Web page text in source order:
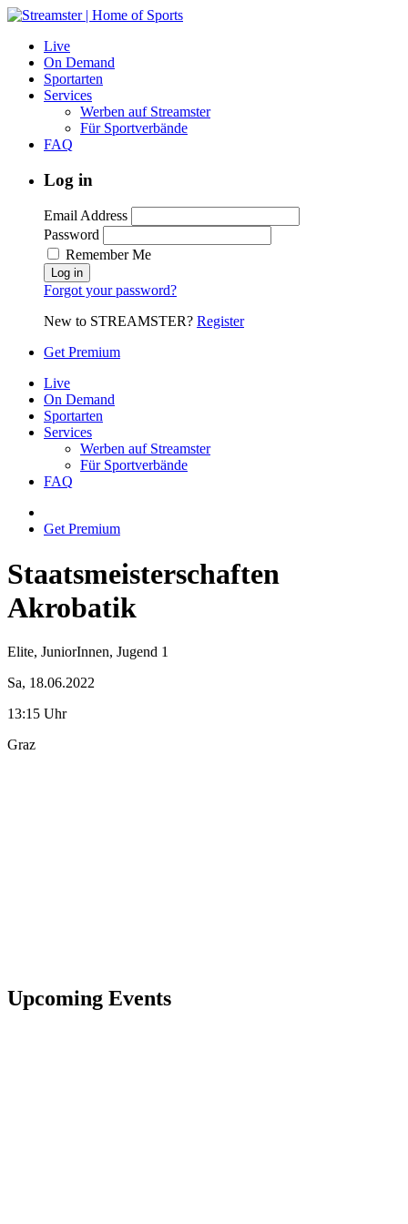
Live
On Demand
Sportarten
Services
Werben auf Streamster
Für Sportverbände
FAQ
Log in
Email Address
Password
Remember Me
Forgot your password?
New to STREAMSTER? Register
Get Premium
Live
On Demand
Sportarten
Services
Werben auf Streamster
Für Sportverbände
FAQ
Get Premium
Staatsmeisterschaften
Akrobatik
Elite, JuniorInnen, Jugend 1
Sa, 18.06.2022
13:15 Uhr
Graz
Upcoming Events